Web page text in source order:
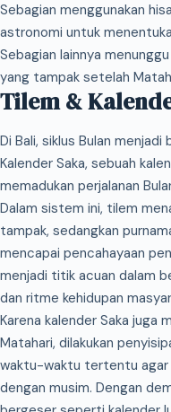
Sebagian menggunakan
astronomi untuk
Sebagian lainnya
yang tampak setelah
Tilem &
Di Bali, siklus Bulan
Kalender Saka, sebuah
memadukan perjalanan
Dalam sistem ini, tilem
tampak, sedangkan
mencapai pencahayaan
menjadi titik acuan dalam
dan ritme kehidupan
Karena kalender Saka juga
Matahari, dilakukan
waktu-waktu tertentu agar
dengan musim. Dengan